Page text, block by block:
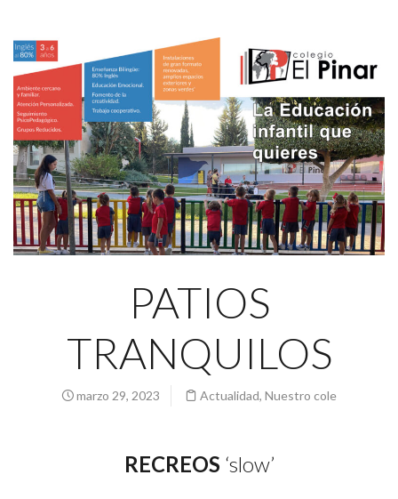
PATIOS
TRANQUILOS
marzo 29, 2023 Actualidad, Nuestro cole
RECREOS ‘slow’